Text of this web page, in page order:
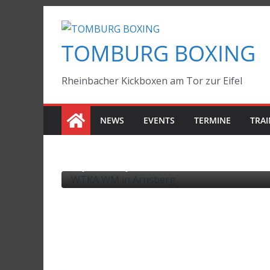
Inhalt
springen
TOMBURG BOXING
Rheinbacher Kickboxen am Tor zur Eifel
NEWS EVENTS TERMINE
EVENTS TOP